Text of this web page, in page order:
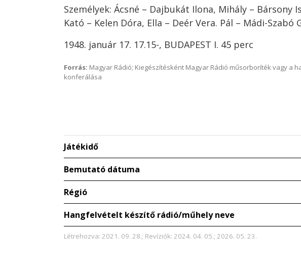
Személyek: Ácsné – Dajbukát Ilona, Mihály – Bársony
Kató – Kelen Dóra, Ella – Deér Vera. Pál – Mádi-Szabó
1948. január 17. 17.15-, BUDAPEST I. 45 perc
Forrás: Magyar Rádió; Kiegészítésként Magyar Rádió műsorboríték vagy a
konferálása
Játékidő
Bemutató dátuma
Régió
Hangfelvételt készítő rádió/műhely neve
Létrehozva: 2021. 09. 28.; Revíziók: 2024. 04. 05.; 2026. 05. 23.